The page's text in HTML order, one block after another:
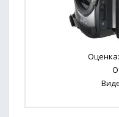
Оценка: